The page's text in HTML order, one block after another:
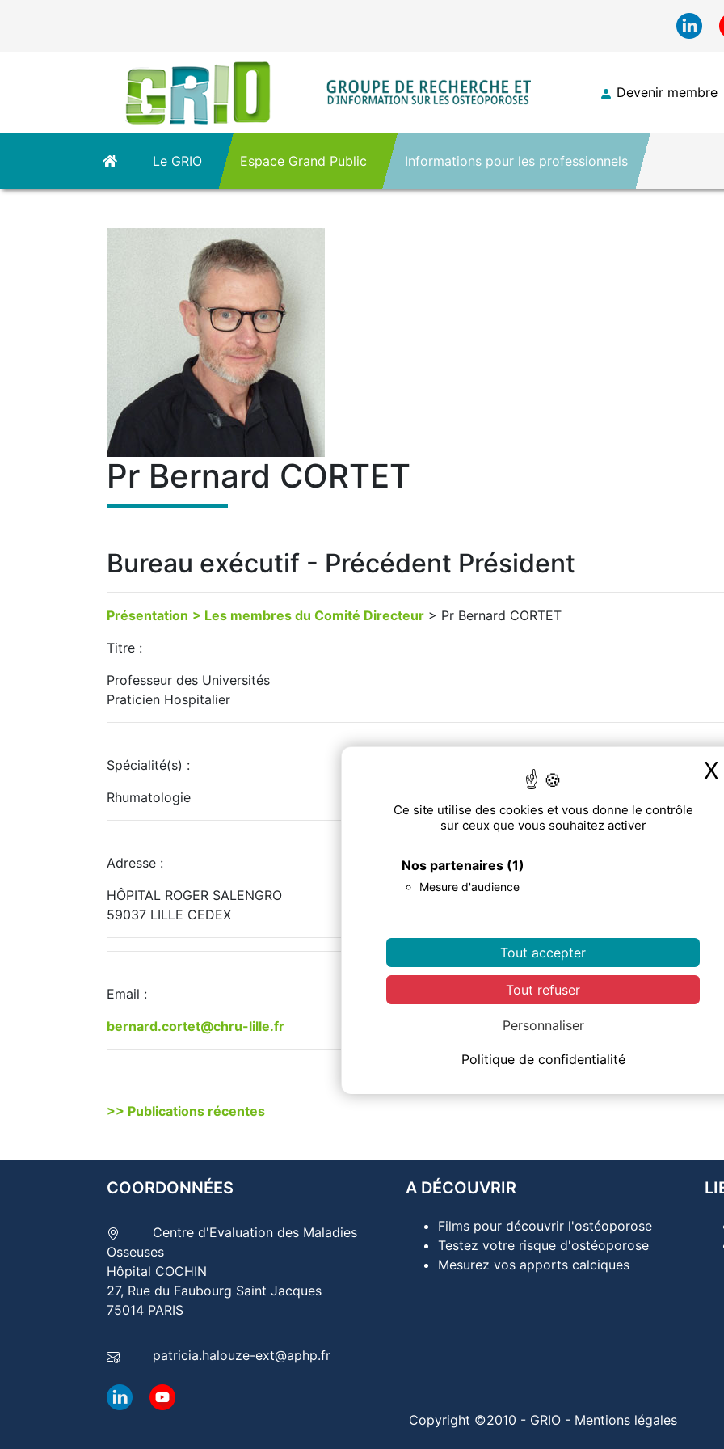
Ce site utilise des cookies et vous donne le contrôle
sur ceux que vous souhaitez activer
Nos partenaires (1)
Mesure d'audience
Tout accepter
Tout refuser
Personnaliser
Politique de confidentialité
X
Devenir membre
Le GRIO Espace Grand Public Informations pour les professionnels
Pr Bernard CORTET
Bureau exécutif - Précédent Président
Présentation > Les membres du Comité Directeur > Pr Bernard CORTET
Titre :
Professeur des Universités
Praticien Hospitalier
Spécialité(s) :
Rhumatologie
Adresse :
HÔPITAL ROGER SALENGRO
59037 LILLE CEDEX
Email :
bernard.cortet@chru-lille.fr
>> Publications récentes
COORDONNÉES
Centre d'Evaluation des Maladies
Osseuses
Hôpital COCHIN
27, Rue du Faubourg Saint Jacques
75014 PARIS
patricia.halouze-ext@aphp.fr
A DÉCOUVRIR
Films pour découvrir l'ostéoporose
Testez votre risque d'ostéoporose
Mesurez vos apports calciques
Copyright ©2010 - GRIO - Mentions légales